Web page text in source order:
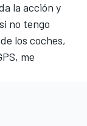
la acción y
no tengo
los coches,
me